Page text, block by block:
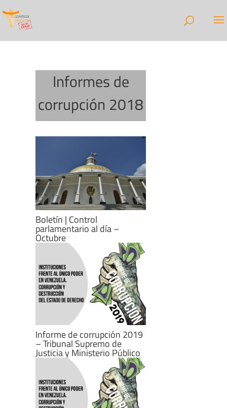
Informes de
corrupción 2018
Boletín | Control
parlamentario al día –
Octubre
Informe de corrupción 2019
– Tribunal Supremo de
Justicia y Ministerio Público